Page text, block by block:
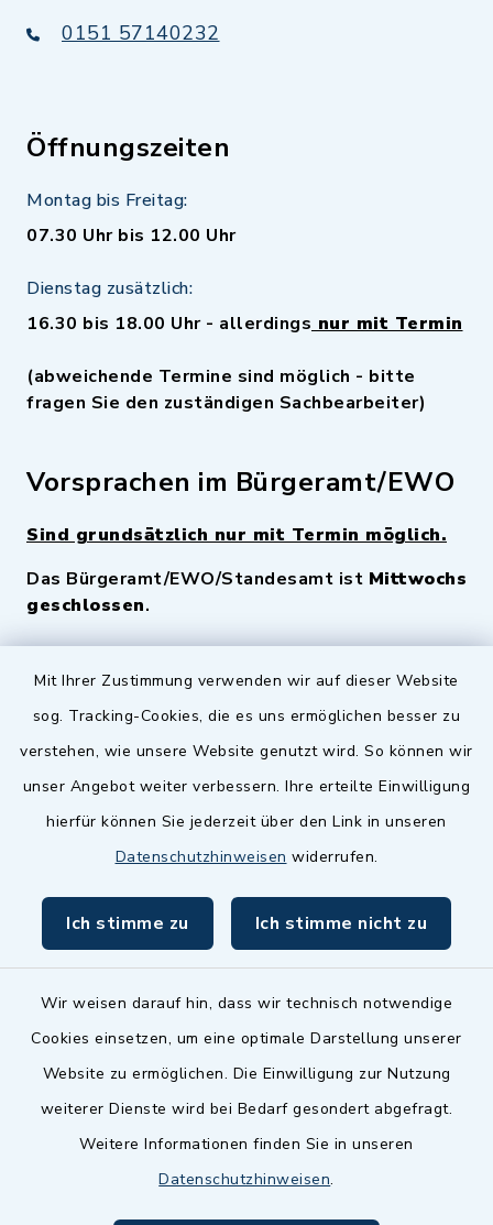
Mit Ihrer Zustimmung verwenden wir auf dieser Website
sog. Tracking-Cookies, die es uns ermöglichen besser zu
verstehen, wie unsere Website genutzt wird. So können wir
unser Angebot weiter verbessern. Ihre erteilte Einwilligung
hierfür können Sie jederzeit über den Link in unseren
Datenschutzhinweisen widerrufen.
Ich stimme zu Ich stimme nicht zu
Wir weisen darauf hin, dass wir technisch notwendige
Cookies einsetzen, um eine optimale Darstellung unserer
Website zu ermöglichen. Die Einwilligung zur Nutzung
weiterer Dienste wird bei Bedarf gesondert abgefragt.
Weitere Informationen finden Sie in unseren
Datenschutzhinweisen.
0151 57140232
Öffnungszeiten
Montag bis Freitag:
07.30 Uhr bis 12.00 Uhr
Dienstag zusätzlich:
16.30 bis 18.00 Uhr - allerdings nur mit Termin
(abweichende Termine sind möglich - bitte
fragen Sie den zuständigen Sachbearbeiter)
Vorsprachen im Bürgeramt/EWO
Sind grundsätzlich nur mit Termin möglich.
Das Bürgeramt/EWO/Standesamt ist Mittwochs
geschlossen.
Quicklinks
Zenngrund Allianz
Dillenberggruppe
inixmedia GmbH
Barrierefreiheit